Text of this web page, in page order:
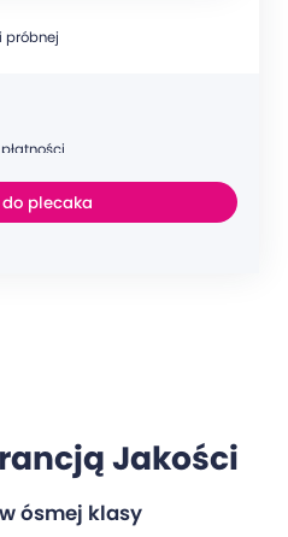
próbnej
plecaka
Jakości
ósmej klasy